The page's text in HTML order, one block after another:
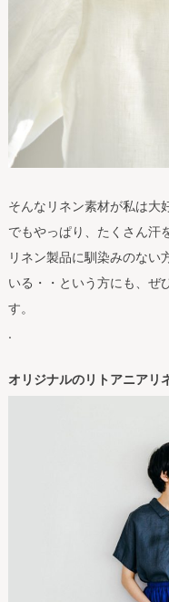
そんなリネン素材が私は大
でもやっぱり、たくさん汗
リネン製品に馴染みのない
いる・・という方にも、ぜ
す。
.
オリジナルのリトアニアリ